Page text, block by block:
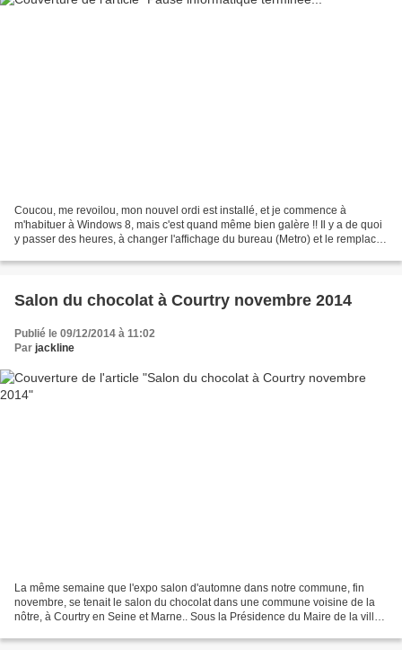
Coucou, me revoilou, mon nouvel ordi est installé, et je commence à
m'habituer à Windows 8, mais c'est quand même bien galère !! Il y a de quoi
y passer des heures, à changer l'affichage du bureau (Metro) et le remplacer
Salon du chocolat à Courtry novembre 2014
Publié le 09/12/2014 à 11:02
Par jackline
La même semaine que l'expo salon d'automne dans notre commune, fin
novembre, se tenait le salon du chocolat dans une commune voisine de la
nôtre, à Courtry en Seine et Marne.. Sous la Présidence du Maire de la ville,